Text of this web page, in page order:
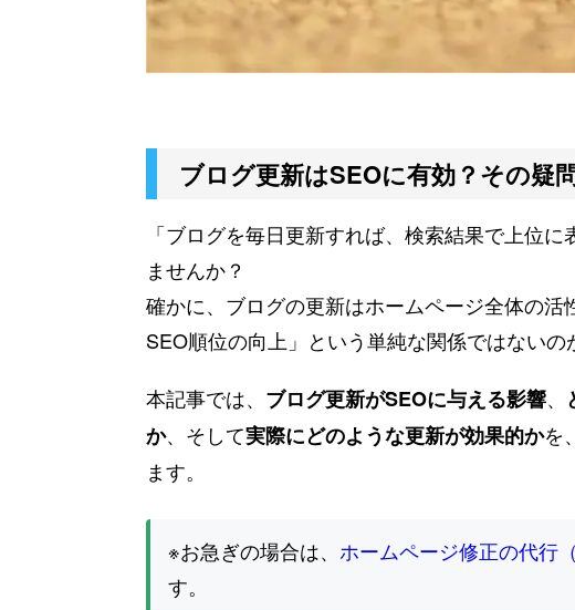
ブログ更新はSEOに有効？その疑
「ブログを毎日更新すれば、検索結果で上位
ませんか？
確かに、ブログの更新はホームページ全体の
SEO順位の向上」という単純な関係ではないの
本記事では、 ブログ更新がSEOに与える影響、
か、そして実際にどのような更新が効果的かを
ます。
※お急ぎの場合は、 ホームページ修正の代行
す。